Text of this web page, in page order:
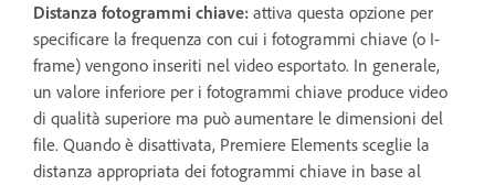
Distanza fotogrammi chiave: attiva questa opzione per
specificare la frequenza con cui i fotogrammi chiave (o I-
frame) vengono inseriti nel video esportato. In generale,
un valore inferiore per i fotogrammi chiave produce video
di qualità superiore ma può aumentare le dimensioni del
file. Quando è disattivata, Premiere Elements sceglie la
distanza appropriata dei fotogrammi chiave in base al